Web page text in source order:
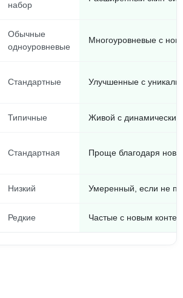
набор
Обычные
одноуровневые
Многоуровневые с
Стандартные Улучшенные с
Типичные Живой с
Стандартная Проще благодаря
Низкий Умеренный, если не
Редкие Частые с новым